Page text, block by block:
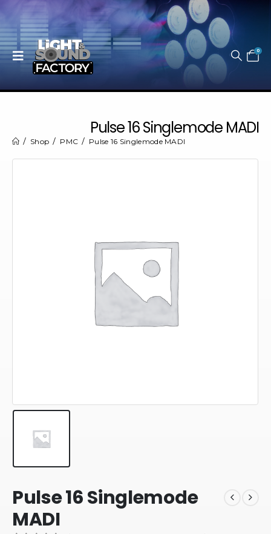
0
Pulse 16 Singlemode MADI
Shop PMC Pulse 16 Singlemode MADI
Pulse 16 Singlemode
MADI